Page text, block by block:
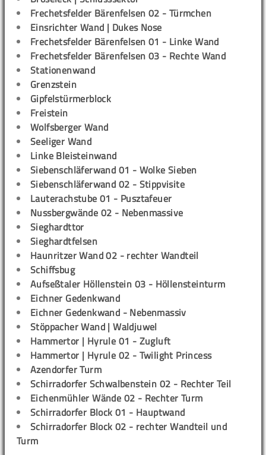
Frechetsfelder Bärenfelsen 02 - Türmchen
Einsrichter Wand | Dukes Nose
Frechetsfelder Bärenfelsen 01 - Linke Wand
Frechetsfelder Bärenfelsen 03 - Rechte Wand
Stationenwand
Grenzstein
Gipfelstürmerblock
Freistein
Wolfsberger Wand
Seeliger Wand
Linke Bleisteinwand
Siebenschläferwand 01 - Wolke Sieben
Siebenschläferwand 02 - Stippvisite
Lauterachstube 01 - Pusztafeuer
Nussbergwände 02 - Nebenmassive
Sieghardttor
Sieghardtfelsen
Haunritzer Wand 02 - rechter Wandteil
Schiffsbug
Aufseßtaler Höllenstein 03 - Höllensteinturm
Eichner Gedenkwand
Eichner Gedenkwand - Nebenmassiv
Stöppacher Wand | Waldjuwel
Hammertor | Hyrule 01 - Zugluft
Hammertor | Hyrule 02 - Twilight Princess
Azendorfer Turm
Schirradorfer Schwalbenstein 02 - Rechter Teil
Eichenmühler Wände 02 - Rechter Turm
Schirradorfer Block 01 - Hauptwand
Schirradorfer Block 02 - rechter Wandteil und
Turm